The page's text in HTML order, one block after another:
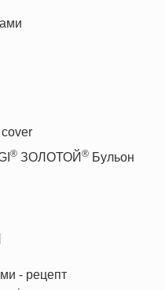
® ЗОЛОТОЙ ® Бульон